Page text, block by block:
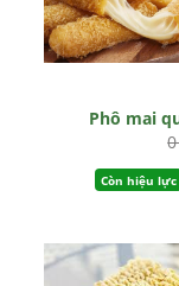
Phô mai
Còn hiệu lực